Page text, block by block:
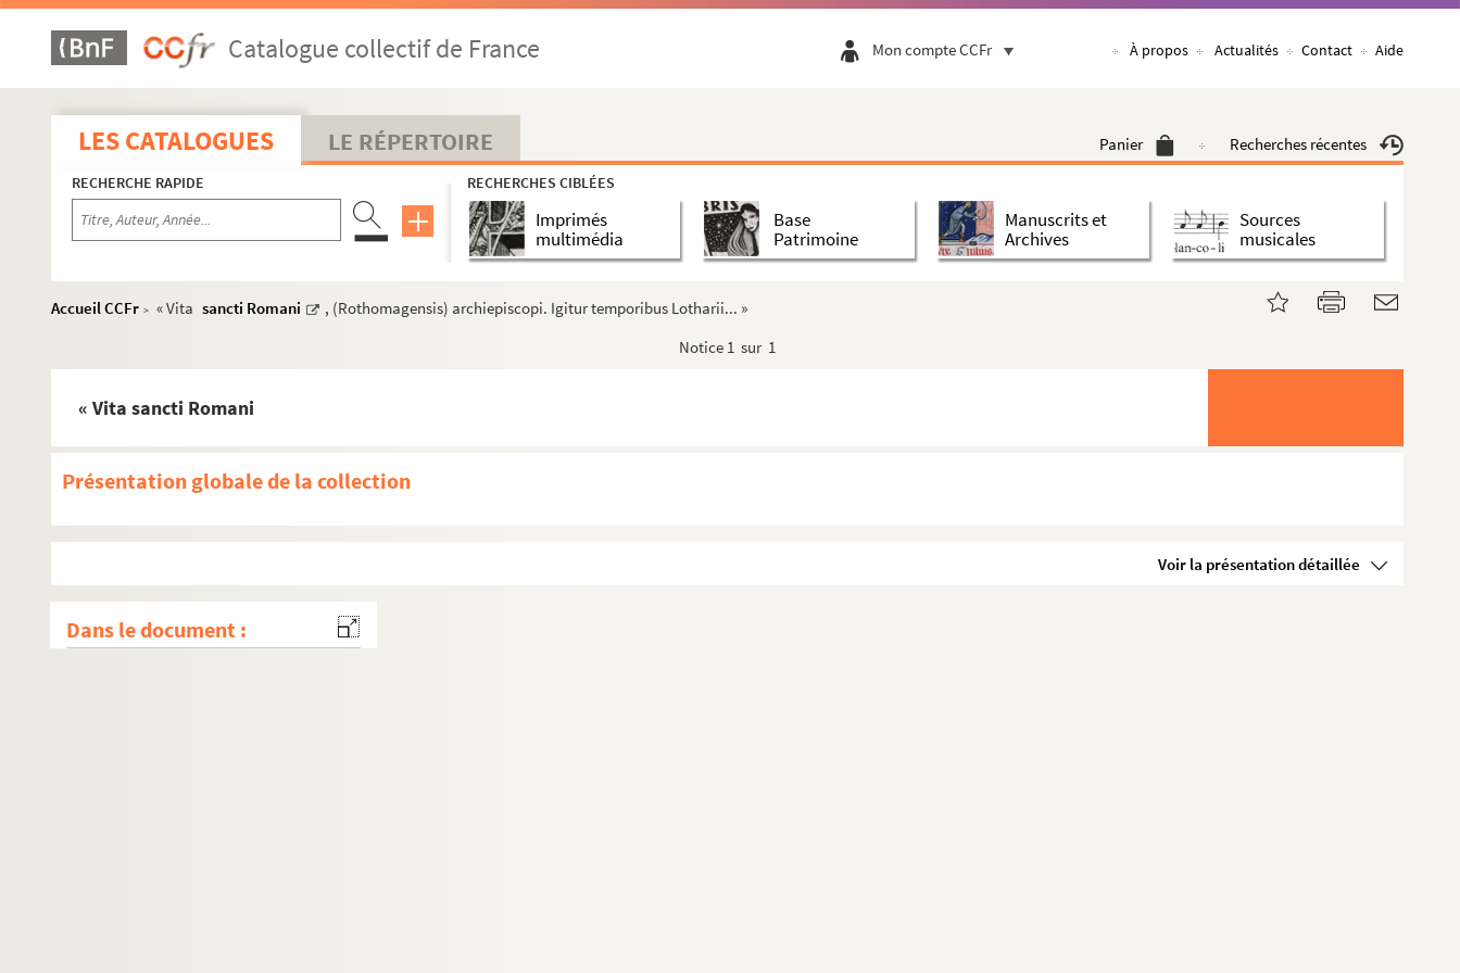
Catalogue collectif de France Mon compte CCFr À propos Actualités Contact Aide
LES CATALOGUES LE RÉPERTOIRE Panier Recherches récentes
RECHERCHE RAPIDE RECHERCHES CIBLÉES
Imprimés
multimédia
Base
Patrimoine
Manuscrits et
Archives
Sources
musicales
Accueil CCFr > « Vita sancti Romani
, (Rothomagensis) archiepiscopi. Igitur temporibus Lotharii... »
Notice 1 sur 1
« Vita sancti Romani
Présentation globale de la collection
Voir la présentation détaillée
Dans le document :